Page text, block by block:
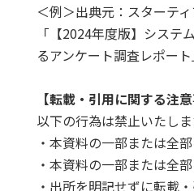
＜例＞出典元：スターテ
「【2024年度版】システ
るアンケート調査レポート
【転載・引用に関する注意
以下の行為は禁止いたしま
・本資料の一部または全
・本資料の一部または全
・出所を明記せずに転載